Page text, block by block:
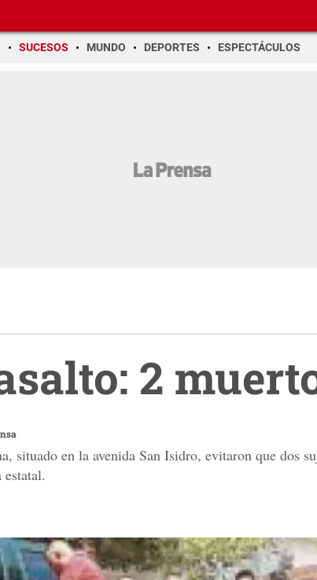
SUCESOS MUNDO DEPORTES ESPECTÁCULOS
2
situado en la avenida San Isidro, evitaron que dos